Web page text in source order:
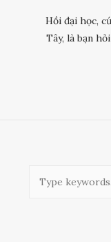
Hồi đại học,
Tây, là bạn